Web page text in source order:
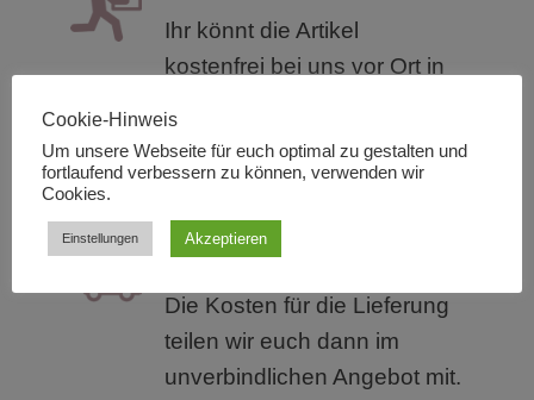
Ihr könnt die Artikel
kostenfrei bei uns vor Ort in
Isenburg abholen.
Lieferung
Die Kosten für die Lieferung
teilen wir euch dann im
unverbindlichen Angebot mit.
Cookie-Hinweis
Um unsere Webseite für euch optimal zu gestalten und
fortlaufend verbessern zu können, verwenden wir
Cookies.
Einstellungen Akzeptieren